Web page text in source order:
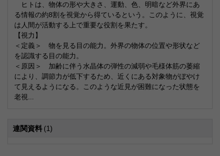
ヒトは、物体の形や大きさ、運動、色、明暗など外界にあ
る情報の約8割を視覚から得ているという。このように、視覚
は人間が活動する上で重要な役割を果たす。
【視力】
＜定義＞ 物を見る目の能力。外界の物体の位置や形状など
を認識する目の能力。
＜原因＞ 加齢に伴う水晶体の弾性の減弱や毛様体筋の萎縮
により、調節力が低下するため、近くにある対象物がぼやけ
て見えるようになる。このような近見が困難になった状態を
老視...
連関資料 (1)